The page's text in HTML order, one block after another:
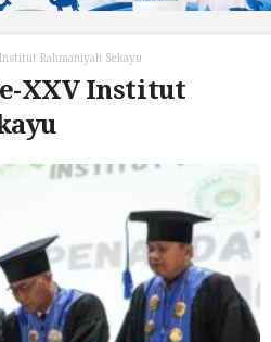
Rahmaniyah Sekayu
XXV Institut